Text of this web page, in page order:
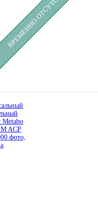
ВРЕМЕННО ОТСУТСТВУЕТ